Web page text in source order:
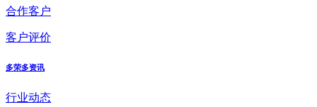
合作客户
客户评价
多荣多资讯
行业动态